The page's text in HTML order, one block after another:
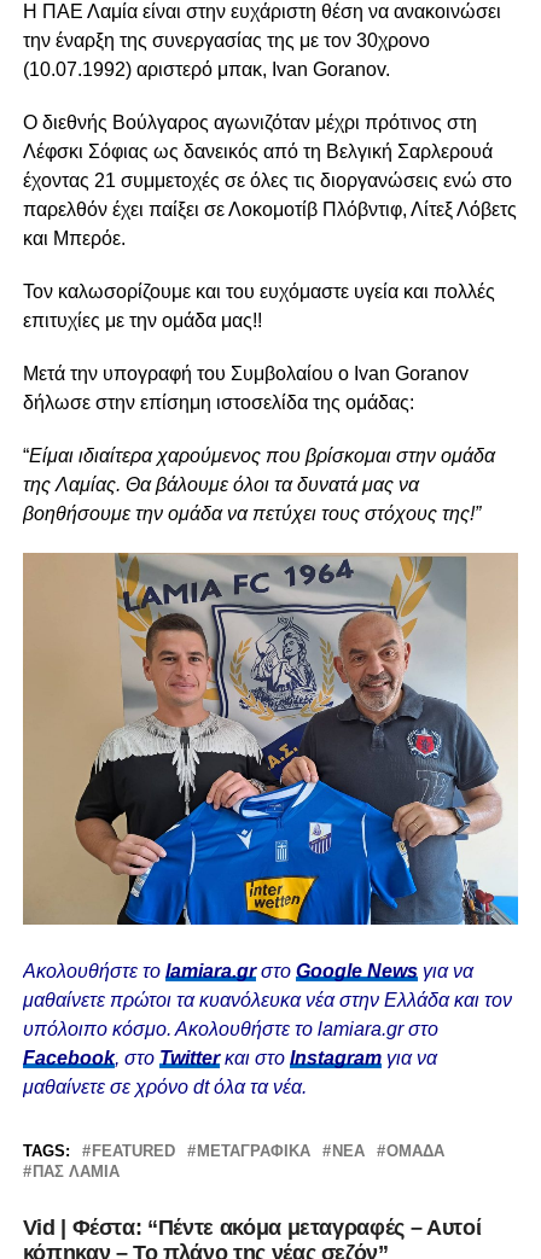
Η ΠΑΕ Λαμία είναι στην ευχάριστη θέση να ανακοινώσει
την έναρξη της συνεργασίας της με τον 30χρονο
(10.07.1992) αριστερό μπακ, Ivan Goranov.
Ο διεθνής Βούλγαρος αγωνιζόταν μέχρι πρότινος στη
Λέφσκι Σόφιας ως δανεικός από τη Βελγική Σαρλερουά
έχοντας 21 συμμετοχές σε όλες τις διοργανώσεις ενώ στο
παρελθόν έχει παίξει σε Λοκομοτίβ Πλόβντιφ, Λίτεξ Λόβετς
και Μπερόε.
Τον καλωσορίζουμε και του ευχόμαστε υγεία και πολλές
επιτυχίες με την ομάδα μας!!
Μετά την υπογραφή του Συμβολαίου ο Ivan Goranov
δήλωσε στην επίσημη ιστοσελίδα της ομάδας:
“Είμαι ιδιαίτερα χαρούμενος που βρίσκομαι στην ομάδα
της Λαμίας. Θα βάλουμε όλοι τα δυνατά μας να
βοηθήσουμε την ομάδα να πετύχει τους στόχους της!”
Ακολουθήστε το lamiara.grστο Google Newsγια να
μαθαίνετε πρώτοι τα κυανόλευκα νέα στην Ελλάδα και τον
υπόλοιπο κόσμο. Ακολουθήστε το lamiara.gr στο
Facebook, στο Twitterκαι στο Instagram για να
μαθαίνετε σε χρόνο dt όλα τα νέα.
TAGS: FEATURED ΜΕΤΑΓΡΑΦΙΚΆ ΝΈΑ
ΟΜΆΔΑ
ΠΑΣ ΛΑΜΙΑ
Vid | Φέστα: “Πέντε ακόμα μεταγραφές – Αυτοί
κόπηκαν – Το πλάνο της νέας σεζόν”